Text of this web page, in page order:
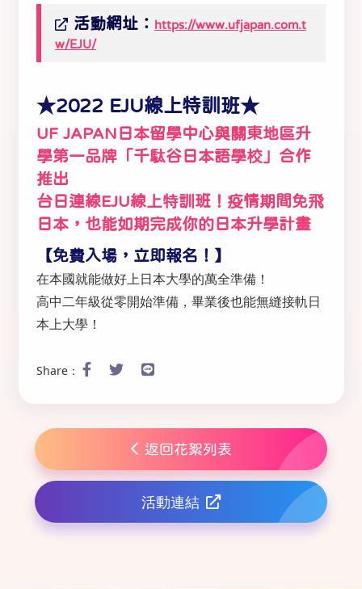
活動網址：
https://www.ufjapan.com.t
w/EJU/
★2022 EJU線上特訓班★
UF JAPAN日本留學中心與關東地區升
學第一品牌「千駄谷日本語學校」合作
推出
台日連線EJU線上特訓班！疫情期間免飛
日本，也能如期完成你的日本升學計畫
【免費入場，立即報名！】
在本國就能做好上日本大學的萬全準備！
高中二年級從零開始準備，畢業後也能無縫接軌日
本上大學！
Share：
返回花絮列表
活動連結